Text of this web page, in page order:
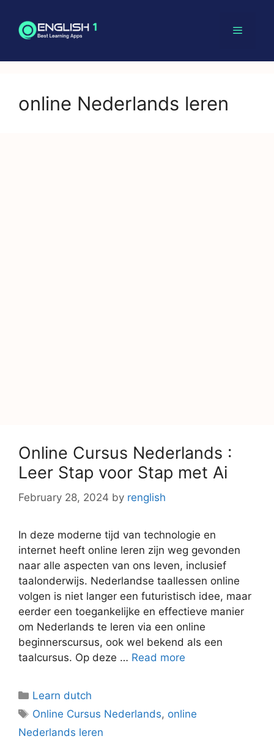
content
online Nederlands leren
Online Cursus Nederlands :
Leer Stap voor Stap met Ai
February 28, 2024 by renglish
In deze moderne tijd van technologie en
internet heeft online leren zijn weg gevonden
naar alle aspecten van ons leven, inclusief
taalonderwijs. Nederlandse taallessen online
volgen is niet langer een futuristisch idee, maar
eerder een toegankelijke en effectieve manier
om Nederlands te leren via een online
beginnerscursus, ook wel bekend als een
taalcursus. Op deze … Read more
Categories
Learn dutch
Tags
Online Cursus Nederlands, online
Nederlands leren